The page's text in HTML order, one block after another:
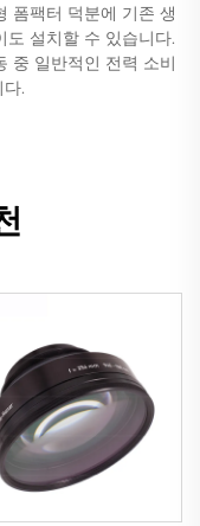
폼팩터 덕분에 기존 생
설치할 수 있습니다.
중 일반적인 전력 소비
.